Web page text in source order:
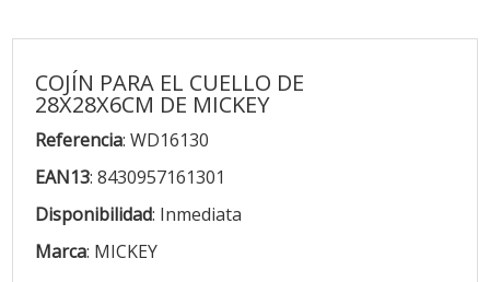
COJÍN PARA EL CUELLO DE
28X28X6CM DE MICKEY
Referencia: WD16130
EAN13: 8430957161301
Disponibilidad: Inmediata
Marca: MICKEY